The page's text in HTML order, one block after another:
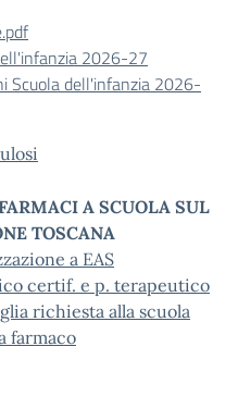
2026-27
Scuola dell'infanzia 2026-
A SCUOLA SUL
TOSCANA
a EAS
certif. e p. terapeutico
richiesta alla scuola
farmaco